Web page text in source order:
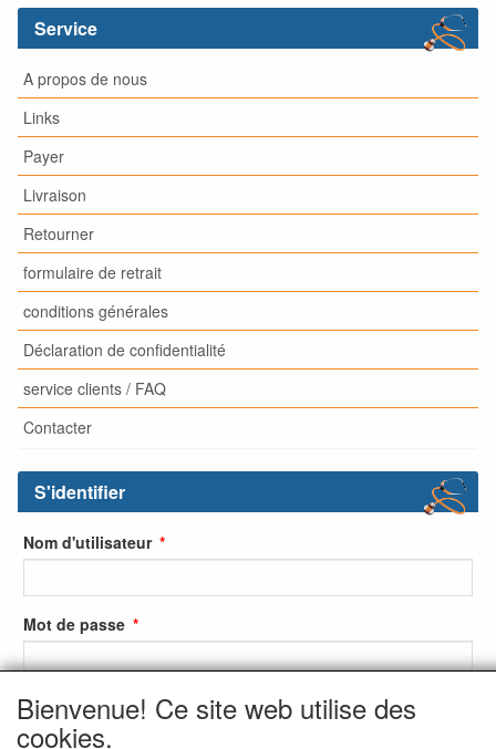
Service
A propos de nous
Links
Payer
Livraison
Retourner
formulaire de retrait
conditions générales
Déclaration de confidentialité
service clients / FAQ
Contacter
S'identifier
Nom d'utilisateur
Mot de passe
S'identifier
Bienvenue! Ce site web utilise des
cookies.